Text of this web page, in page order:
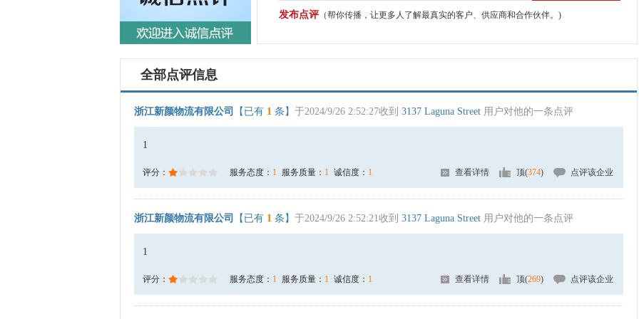
发布点评（帮你传播，让更多人了解最真实的客户、供应商和合作伙伴。)
全部点评信息
浙江新颜物流有限公司 【已有 1 条】 于2024/9/26 2:52:27收到 3137 Laguna Street 用户对他的一条点评
1
评分： 服务态度： 1 服务质量： 1 诚信度： 1 查看详情 顶(374) 点评该企业
浙江新颜物流有限公司 【已有 1 条】 于2024/9/26 2:52:21收到 3137 Laguna Street 用户对他的一条点评
1
评分： 服务态度： 1 服务质量： 1 诚信度： 1 查看详情 顶(269) 点评该企业